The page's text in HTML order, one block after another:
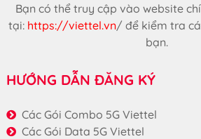
Bạn có thể truy cập vào website
tại: https://viettel.vn/ để kiểm tra
bạn.
HƯỚNG DẪN ĐĂNG KÝ
Các Gói Combo 5G Viettel
Các Gói Data 5G Viettel